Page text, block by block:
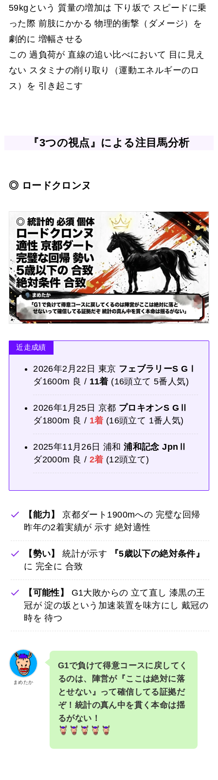
59kgという 質量の増加は 下り坂で スピードに乗
った際 前肢にかかる 物理的衝撃（ダメージ）を
劇的に 増幅させる
この 過負荷が 直線の追い比べにおいて 目に見え
ない スタミナの削り取り（運動エネルギーのロ
ス）を 引き起こす
『3つの視点』による注目馬分析
◎ ロードクロンヌ
近走成績
2026年2月22日 東京 フェブラリーS GⅠ
ダ1600m 良 / 11着 (16頭立て 5番人気)
2026年1月25日 京都 プロキオンS GⅡ
ダ1800m 良 / 1着 (16頭立て 1番人気)
2025年11月26日 浦和浦和記念 JpnⅡ
ダ2000m 良 / 2着 (12頭立て)
【能力】
京都ダート1900mへの 完璧な回帰
昨年の2着実績が 示す 絶対適性
【勢い】 統計が示す
『5歳以下の絶対条件』
に 完全に 合致
【可能性】
G1大敗からの 立て直し 漆黒の王
冠が 淀の坂という加速装置を味方にし 戴冠の
時を 待つ
まめたか
G1で負けて得意コースに戻してく
るのは、陣営が『ここは絶対に落
とせない』って確信してる証拠だ
ぞ！統計の真ん中を貫く本命は揺
るがない！